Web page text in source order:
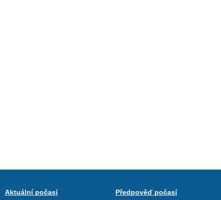
Aktuální počasí
Předpověď počasí